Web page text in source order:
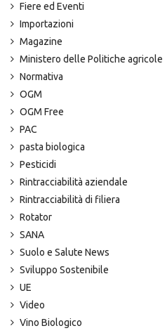
Fiere ed Eventi
Importazioni
Magazine
Ministero delle Politiche agricole
Normativa
OGM
OGM Free
PAC
pasta biologica
Pesticidi
Rintracciabilità aziendale
Rintracciabilità di filiera
Rotator
SANA
Suolo e Salute News
Sviluppo Sostenibile
UE
Video
Vino Biologico